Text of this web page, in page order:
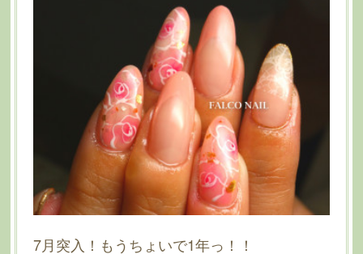
7月突入！もうちょいで1年っ！！